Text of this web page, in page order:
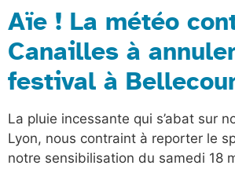
Aïe ! La météo
Canailles à
festival à
La pluie incessante qui s’abat sur
Lyon, nous contraint à reporter le
notre sensibilisation du samedi 18